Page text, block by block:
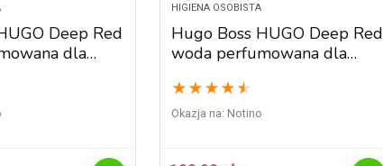
Deep Red
dla
HIGIENA OSOBISTA
Hugo Boss HUGO Deep Red
woda perfumowana dla
★ ★ ★ ★ ★
Okazja na: Notino